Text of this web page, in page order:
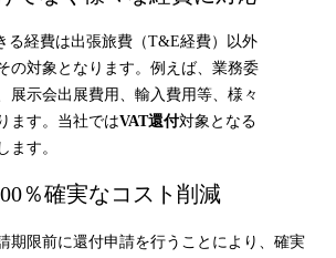
る経費は出張旅費（T&E経費）以外
の対象となります。例えば、業務委
展示会出展費用、輸入費用等、様々
ます。 当社ではVAT還付対象となる
ます。
％確実なコスト削減
期限前に還付申請を行うことにより、確実